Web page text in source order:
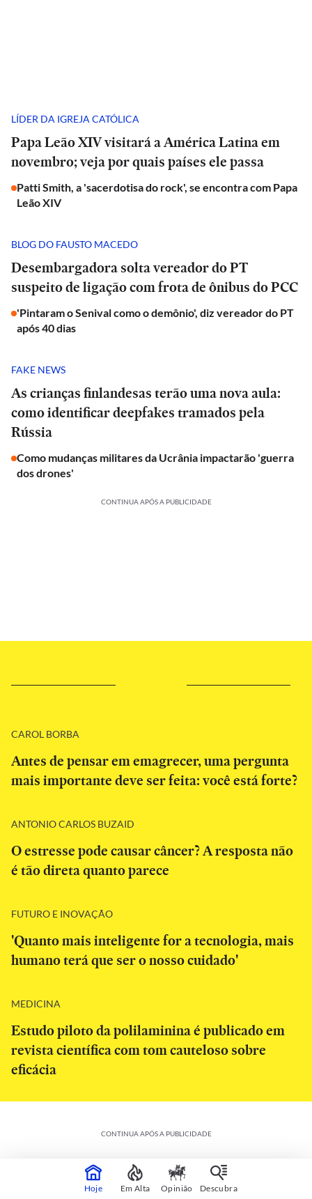
LÍDER DA IGREJA CATÓLICA
Papa Leão XIV visitará a América Latina em
novembro; veja por quais países ele passa
Patti Smith, a 'sacerdotisa do rock', se encontra com Papa
Leão XIV
BLOG DO FAUSTO MACEDO
Desembargadora solta vereador do PT
suspeito de ligação com frota de ônibus do PCC
'Pintaram o Senival como o demônio', diz vereador do PT
após 40 dias
FAKE NEWS
As crianças finlandesas terão uma nova aula:
como identificar deepfakes tramados pela
Rússia
Como mudanças militares da Ucrânia impactarão 'guerra
dos drones'
CONTINUA APÓS A PUBLICIDADE
CAROL BORBA
Antes de pensar em emagrecer, uma pergunta
mais importante deve ser feita: você está forte?
ANTONIO CARLOS BUZAID
O estresse pode causar câncer? A resposta não
é tão direta quanto parece
FUTURO E INOVAÇÃO
'Quanto mais inteligente for a tecnologia, mais
humano terá que ser o nosso cuidado'
MEDICINA
Estudo piloto da polilaminina é publicado em
revista científica com tom cauteloso sobre
eficácia
CONTINUA APÓS A PUBLICIDADE
Hoje Em Alta Opinião Descubra